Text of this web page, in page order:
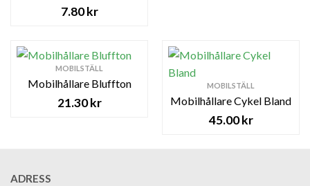
7.80kr
MOBILSTÄLL
Mobilhållare Bluffton
21.30kr
MOBILSTÄLL
Mobilhållare Cykel Bland
45.00kr
ADRESS